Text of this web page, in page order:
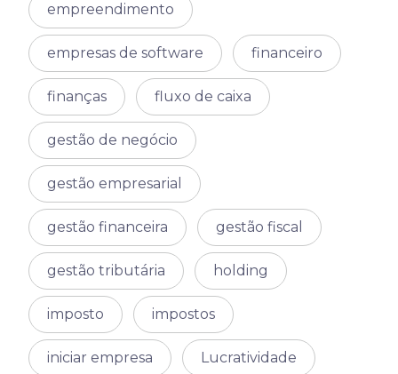
empreendimento
empresas de software financeiro
finanças fluxo de caixa
gestão de negócio
gestão empresarial
gestão financeira gestão fiscal
gestão tributária holding
imposto impostos
iniciar empresa Lucratividade